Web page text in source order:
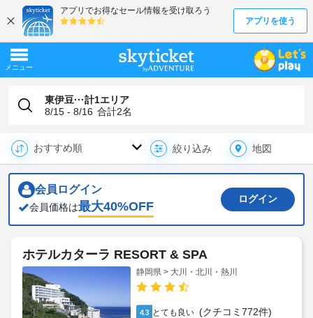
東伊豆···計1エリア
8/15 - 8/16 合計2名
絞り込み 地図
会員ログイン
会員価格は最大40%OFF
ログイン
ホテルカターラ RESORT & SPA
静岡県 > 大川・北川・熱川
4.3 とても良い (クチコミ772件)